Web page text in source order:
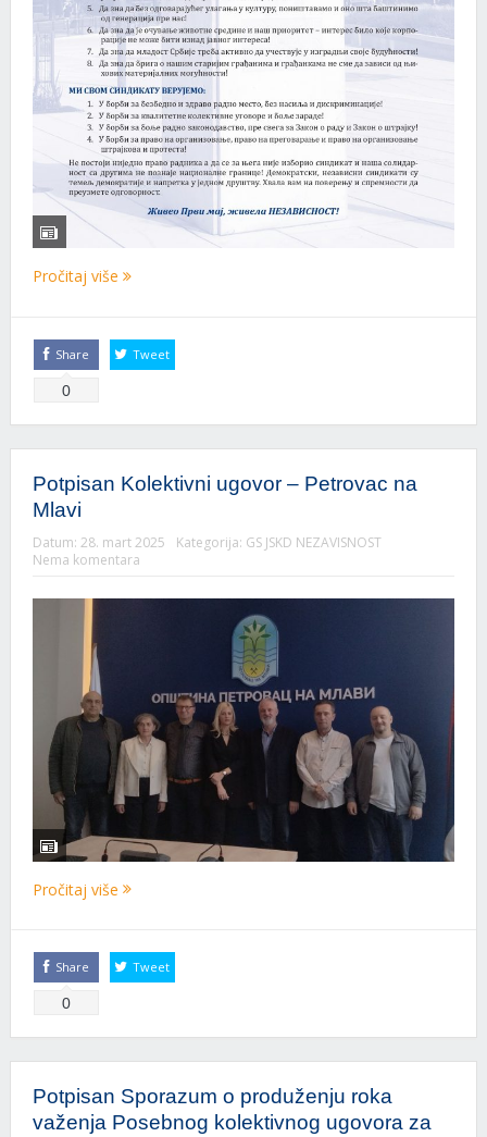
Pročitaj više
Share
0
Tweet
Potpisan Kolektivni ugovor – Petrovac na
Mlavi
Datum: 28. mart 2025 Kategorija: GS JSKD NEZAVISNOST
Nema komentara
Pročitaj više
Share
0
Tweet
Potpisan Sporazum o produženju roka
važenja Posebnog kolektivnog ugovora za